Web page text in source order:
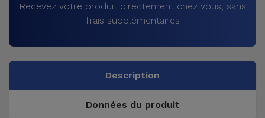
Recevez votre produit directement chez vous, sans
frais supplémentaires
Description
Données du produit